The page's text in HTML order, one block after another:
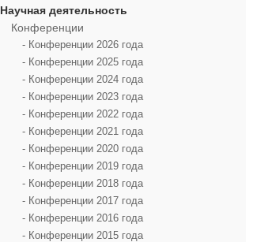
Научная деятельность
Конференции
- Конференции 2026 года
- Конференции 2025 года
- Конференции 2024 года
- Конференции 2023 года
- Конференции 2022 года
- Конференции 2021 года
- Конференции 2020 года
- Конференции 2019 года
- Конференции 2018 года
- Конференции 2017 года
- Конференции 2016 года
- Конференции 2015 года